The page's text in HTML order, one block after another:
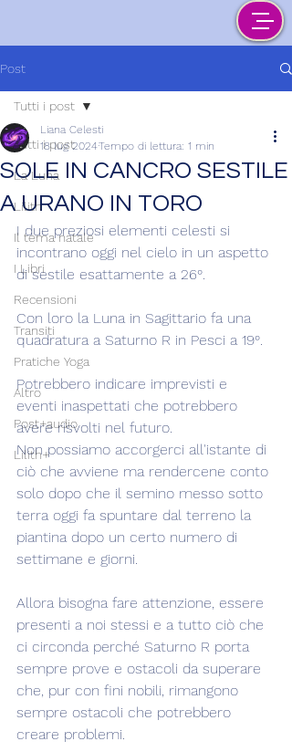
Post
Tutti i post
La Luna
Lilith
Il tema natale
I Libri
Recensioni
Transiti
Pratiche Yoga
Altro
Post+audio
Lilith+
Tutti i post
SOLE IN CANCRO SESTILE
A URANO IN TORO
Liana Celesti
18 lug 2024Tempo di lettura: 1 min
I due preziosi elementi celesti si
incontrano oggi nel cielo in un aspetto
di sestile esattamente a 26°.
Con loro la Luna in Sagittario fa una
quadratura a Saturno R in Pesci a 19°.
Potrebbero indicare imprevisti e
eventi inaspettati che potrebbero
avere risvolti nel futuro.
Non possiamo accorgerci all'istante di
ciò che avviene ma rendercene conto
solo dopo che il semino messo sotto
terra oggi fa spuntare dal terreno la
piantina dopo un certo numero di
settimane e giorni.
Allora bisogna fare attenzione, essere
presenti a noi stessi e a tutto ciò che
ci circonda perché Saturno R porta
sempre prove e ostacoli da superare
che, pur con fini nobili, rimangono
sempre ostacoli che potrebbero
creare problemi.